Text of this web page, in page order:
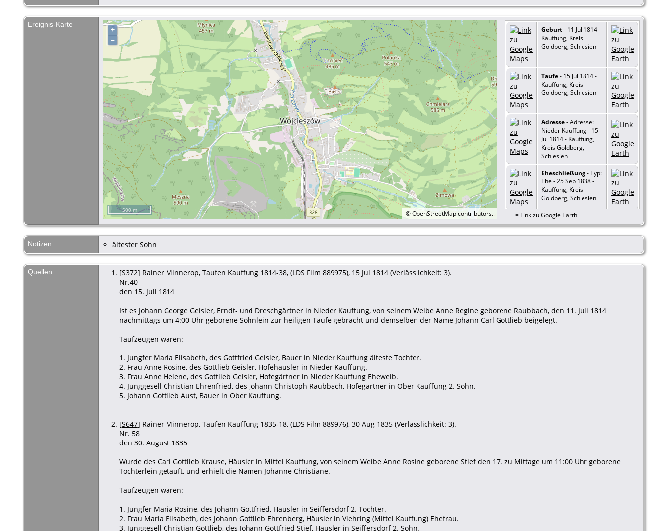
Ereignis-Karte
+
–
©OpenStreetMapcontributors.
500 m
Geburt- 11 Jul 1814 -
Kauffung, Kreis
Goldberg, Schlesien
Taufe- 15 Jul 1814 -
Kauffung, Kreis
Goldberg, Schlesien
Adresse- Adresse:
Nieder Kauffung - 15
Jul 1814 - Kauffung,
Kreis Goldberg,
Schlesien
Eheschließung- Typ:
Ehe - 25 Sep 1838 -
Kauffung, Kreis
Goldberg, Schlesien
= Link zu Google Earth
Notizen ältester Sohn
Quellen [S372] Rainer Minnerop, Taufen Kauffung 1814-38, (LDS Film 889975), 15 Jul 1814 (Verlässlichkeit: 3).
Nr.40
den 15. Juli 1814
Ist es Johann George Geisler, Erndt- und Dreschgärtner in Nieder Kauffung, von seinem Weibe Anne Regine geborene Raubbach, den 11. Juli 1814
nachmittags um 4:00 Uhr geborene Söhnlein zur heiligen Taufe gebracht und demselben der Name Johann Carl Gottlieb beigelegt.
Taufzeugen waren:
1. Jungfer Maria Elisabeth, des Gottfried Geisler, Bauer in Nieder Kauffung älteste Tochter.
2. Frau Anne Rosine, des Gottlieb Geisler, Hofehäusler in Nieder Kauffung.
3. Frau Anne Helene, des Gottlieb Geisler, Hofegärtner in Nieder Kauffung Eheweib.
4. Junggesell Christian Ehrenfried, des Johann Christoph Raubbach, Hofegärtner in Ober Kauffung 2. Sohn.
5. Johann Gottlieb Aust, Bauer in Ober Kauffung.
[S647] Rainer Minnerop, Taufen Kauffung 1835-18, (LDS Film 889976), 30 Aug 1835 (Verlässlichkeit: 3).
Nr. 58
den 30. August 1835
Wurde des Carl Gottlieb Krause, Häusler in Mittel Kauffung, von seinem Weibe Anne Rosine geborene Stief den 17. zu Mittage um 11:00 Uhr geborene
Töchterlein getauft, und erhielt die Namen Johanne Christiane.
Taufzeugen waren:
1. Jungfer Maria Rosine, des Johann Gottfried, Häusler in Seiffersdorf 2. Tochter.
2. Frau Maria Elisabeth, des Johann Gottlieb Ehrenberg, Häusler in Viehring (Mittel Kauffung) Ehefrau.
3. Junggesell Christian Gottlieb, des Johann Gottfried Stief, Häusler in Seiffersdorf 2. Sohn.